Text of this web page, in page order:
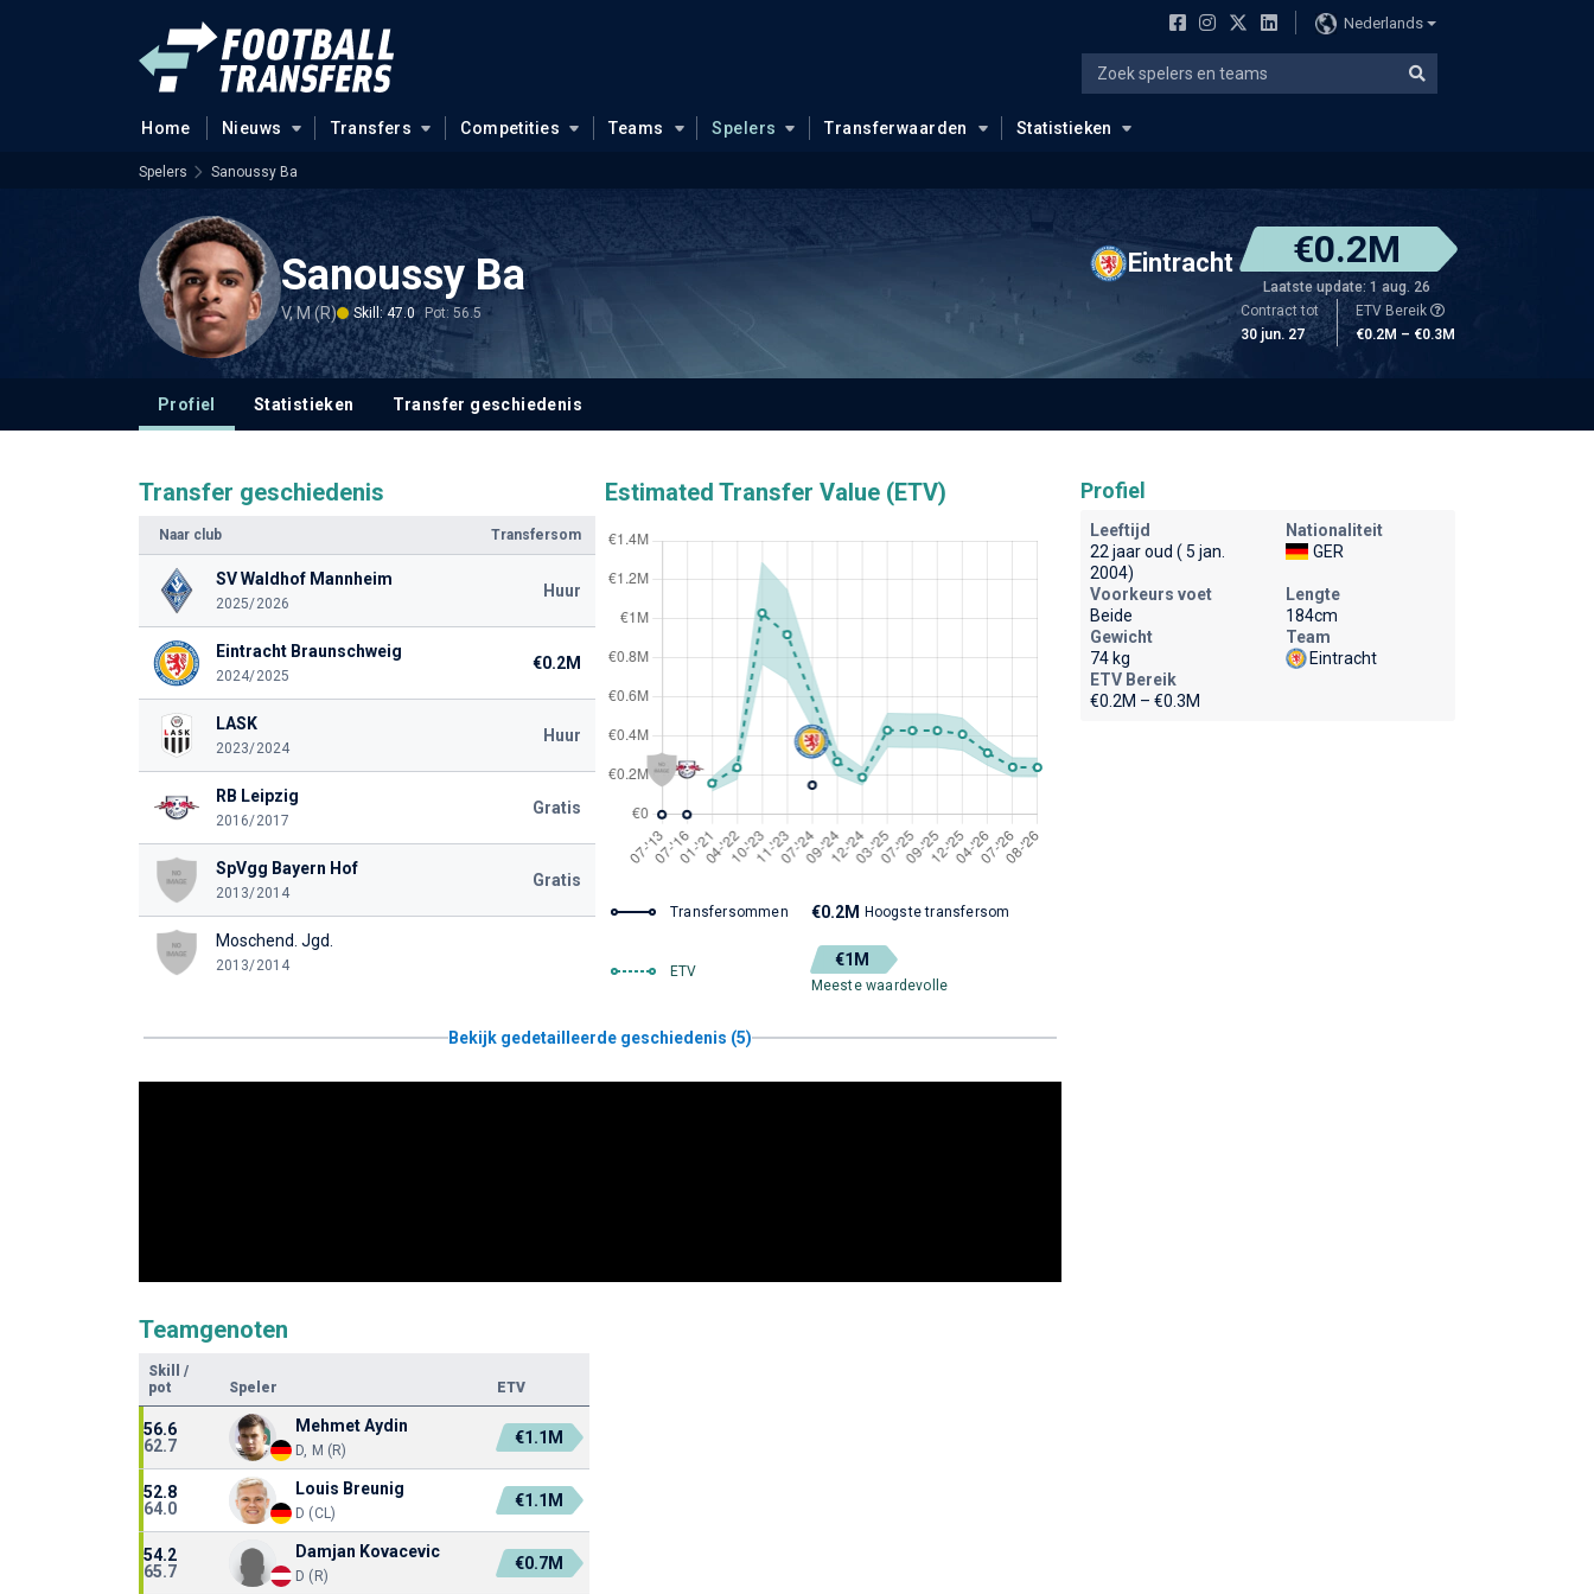
Nederlands
Home Nieuws Transfers Competities Teams Spelers Transferwaarden Statistieken
Spelers Sanoussy Ba
Sanoussy Ba
V, M (R) Skill: 47.0 Pot: 56.5
Eintracht €0.2M
Laatste update: 1 aug. 26
Contract tot
30 jun. 27
ETV Bereik
€0.2M – €0.3M
Profiel Statistieken Transfer geschiedenis
Transfer geschiedenis
Naar club Transfersom
SV Waldhof Mannheim
2025/2026
Huur
Eintracht Braunschweig
2024/2025
€0.2M
LASK
2023/2024
Huur
RB Leipzig
2016/2017
Gratis
SpVgg Bayern Hof
2013/2014
Gratis
Moschend. Jgd.
2013/2014
Estimated Transfer Value (ETV)
Transfersommen €0.2M Hoogste transfersom
ETV
€1M
Meeste waardevolle
Bekijk gedetailleerde geschiedenis (5)
Teamgenoten
Skill
/
pot
Speler ETV
56.6
62.7
Mehmet Aydin
D, M (R)
€1.1M
52.8
64.0
Louis Breunig
D (CL)
€1.1M
54.2
65.7
Damjan Kovacevic
D (R)
€0.7M
Profiel
Leeftijd
22 jaar oud ( 5 jan.
2004)
Nationaliteit
GER
Voorkeurs voet
Beide
Lengte
184cm
Gewicht
74 kg
Team
Eintracht
ETV Bereik
€0.2M – €0.3M